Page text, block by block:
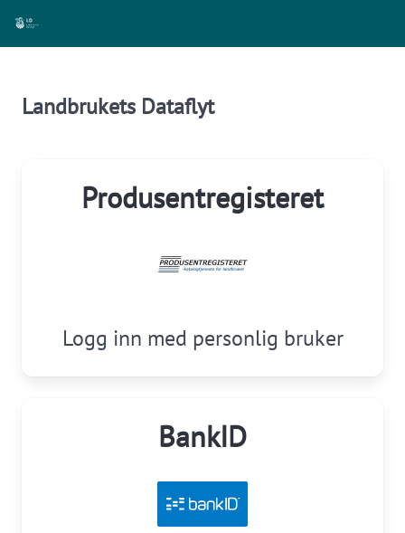
Landbrukets Dataflyt
Produsentregisteret
Logg inn med personlig bruker
BankID